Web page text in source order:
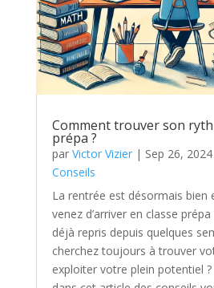
Comment trouver son
prépa ?
par Victor Vizier| Sep 26, 2024
Conseils
La rentrée est désormais bien
venez d’arriver en classe
déjà repris depuis quelques
cherchez toujours à trouver
exploiter votre plein potentiel